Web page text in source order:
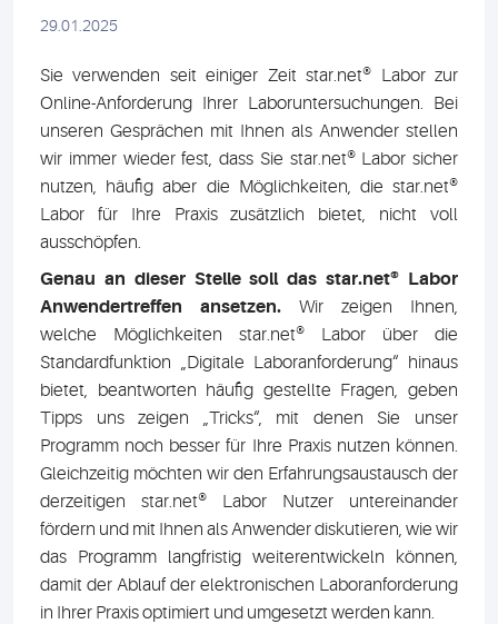
29.01.2025
Sie verwenden seit einiger Zeit star.net® Labor zur
Online-Anforderung Ihrer Laboruntersuchungen. Bei
unseren Gesprächen mit Ihnen als Anwender stellen
wir immer wieder fest, dass Sie star.net® Labor sicher
nutzen, häufig aber die Möglichkeiten, die star.net®
Labor für Ihre Praxis zusätzlich bietet, nicht voll
ausschöpfen.
Genau an dieser Stelle soll das star.net® Labor
Anwendertreffen ansetzen. Wir zeigen Ihnen,
welche Möglichkeiten star.net® Labor über die
Standardfunktion „Digitale Laboranforderung“ hinaus
bietet, beantworten häufig gestellte Fragen, geben
Tipps uns zeigen „Tricks“, mit denen Sie unser
Programm noch besser für Ihre Praxis nutzen können.
Gleichzeitig möchten wir den Erfahrungsaustausch der
derzeitigen star.net® Labor Nutzer untereinander
fördern und mit Ihnen als Anwender diskutieren, wie wir
das Programm langfristig weiterentwickeln können,
damit der Ablauf der elektronischen Laboranforderung
in Ihrer Praxis optimiert und umgesetzt werden kann.